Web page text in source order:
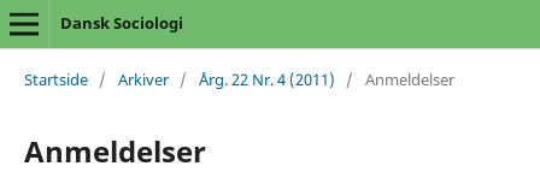
Dansk Sociologi
Startside / Arkiver / Årg. 22 Nr. 4 (2011) / Anmeldelser
Anmeldelser